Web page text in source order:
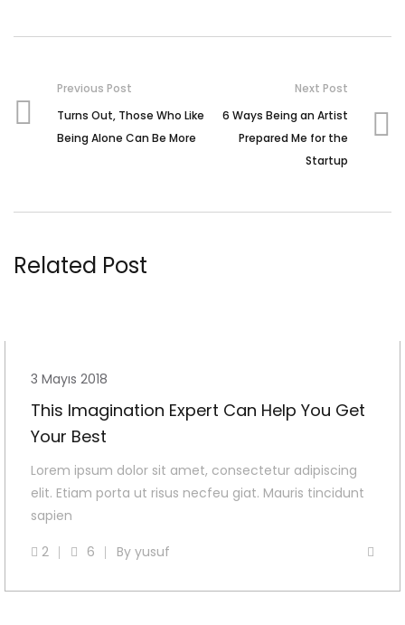
Previous Post
Turns Out, Those Who Like
Being Alone Can Be More
Next Post
6 Ways Being an Artist
Prepared Me for the
Startup
Related Post
3 Mayıs 2018
This Imagination Expert Can Help You Get
Your Best
Lorem ipsum dolor sit amet, consectetur adipiscing
elit. Etiam porta ut risus necfeu giat. Mauris tincidunt
sapien
2
6 By yusuf